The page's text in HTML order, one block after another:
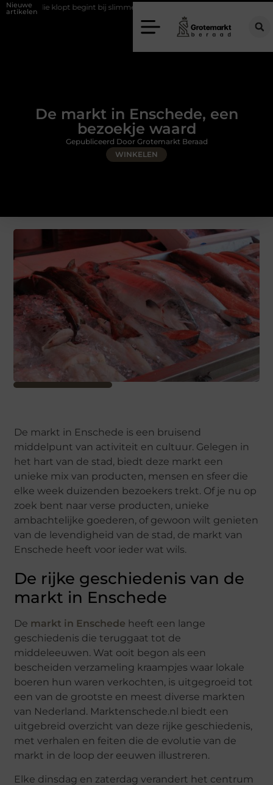
Nieuwe
artikelenbij slimme keuzes Waarom kiezen voor een rijschool in
De markt in Enschede, een
bezoekje waard
WINKELEN
Gepubliceerd Door Grotemarkt Beraad
De markt in Enschede is een bruisend
middelpunt van activiteit en cultuur. Gelegen in
het hart van de stad, biedt deze markt een
unieke mix van producten, mensen en sfeer die
elke week duizenden bezoekers trekt. Of je nu op
zoek bent naar verse producten, unieke
ambachtelijke goederen, of gewoon wilt genieten
van de levendigheid van de stad, de markt van
Enschede heeft voor ieder wat wils.
De rijke geschiedenis van de
markt in Enschede
De markt in Enschede heeft een lange
geschiedenis die teruggaat tot de
middeleeuwen. Wat ooit begon als een
bescheiden verzameling kraampjes waar lokale
boeren hun waren verkochten, is uitgegroeid tot
een van de grootste en meest diverse markten
van Nederland. Marktenschede.nl biedt een
uitgebreid overzicht van deze rijke geschiedenis,
met verhalen en feiten die de evolutie van de
markt in de loop der eeuwen illustreren.
Elke dinsdag en zaterdag verandert het centrum